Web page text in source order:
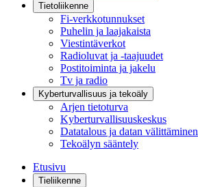
Tietoliikenne
Fi-verkkotunnukset
Puhelin ja laajakaista
Viestintäverkot
Radioluvat ja -taajuudet
Postitoiminta ja jakelu
Tv ja radio
Kyberturvallisuus ja tekoäly
Arjen tietoturva
Kyberturvallisuuskeskus
Datatalous ja datan välittäminen
Tekoälyn sääntely
Etusivu
Tieliikenne